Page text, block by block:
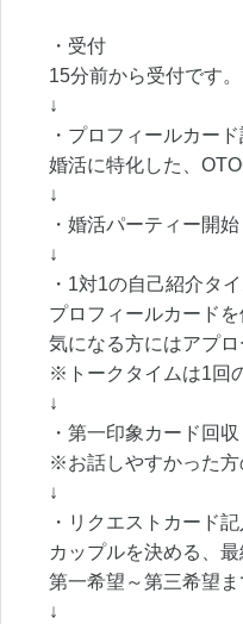
・受付
15分前から受付です。
↓
・プロフィールカード
婚活に特化した、
↓
・婚活パーティー開始
↓
・1対1の自己紹介タ
プロフィールカードを
気になる方にはアプ
※トークタイムは1回
↓
・第一印象カード回
※お話しやすかった方
↓
・リクエストカード記
カップルを決める、最
第一希望～第三希望ま
↓